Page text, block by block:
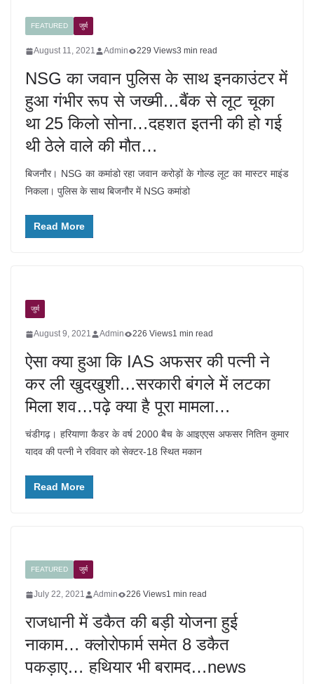
FEATURED जुर्म
August 11, 2021 Admin 229 Views3 min read
NSG का जवान पुलिस के साथ इनकाउंटर में
हुआ गंभीर रूप से जख्मी…बैंक से लूट चूका
था 25 किलो सोना…दहशत इतनी की हो गई
थी ठेले वाले की मौत…
बिजनौर। NSG का कमांडो रहा जवान करोड़ों के गोल्ड लूट का मास्टर माइंड
निकला। पुलिस के साथ बिजनौर में NSG कमांडो
Read More
जुर्म
August 9, 2021 Admin 226 Views1 min read
ऐसा क्या हुआ कि IAS अफसर की पत्नी ने
कर ली खुदखुशी…सरकारी बंगले में लटका
मिला शव…पढ़े क्या है पूरा मामला…
चंडीगढ़। हरियाणा कैडर के वर्ष 2000 बैच के आइएएस अफसर नितिन कुमार
यादव की पत्नी ने रविवार को सेक्टर-18 स्थित मकान
Read More
FEATURED जुर्म
July 22, 2021 Admin 226 Views1 min read
राजधानी में डकैत की बड़ी योजना हुई
नाकाम… क्लोरोफार्म समेत 8 डकैत
पकड़ाए… हथियार भी बरामद…news